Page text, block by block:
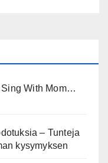
Sing With Mom…
– Tunteja
kysymyksen